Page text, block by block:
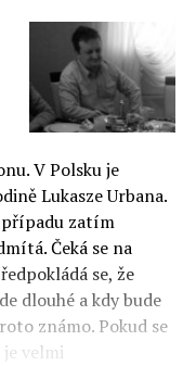
V Polsku je
Lukasze Urbana.
případu zatím
Čeká se na
se, že
dlouhé a kdy bude
známo. Pokud se
velmi